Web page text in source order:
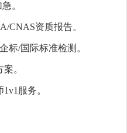
。
CNAS资质报告。
标/国际标准检测。
。
服务。